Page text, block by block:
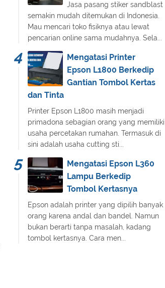
Jasa pasang stiker sandblast
semakin mudah ditemukan di Indonesia.
Mau mencari toko fisiknya atau lewat
pencarian online sama mudahnya. Sela...
Mengatasi Printer
Epson L1800 Berkedip
Gantian Tombol Kertas
dan Tinta
Printer Epson L1800 masih menjadi
primadona sebagian orang yang memiliki
usaha percetakan rumahan. Termasuk di
sini adalah usaha cutting sti...
Mengatasi Epson L360
Lampu Berkedip
Tombol Kertasnya
Epson adalah printer yang dipilih banyak
orang karena andal dan bandel. Namun
bukan berarti tanpa masalah, kadang
tombol kertasnya. Cara men...